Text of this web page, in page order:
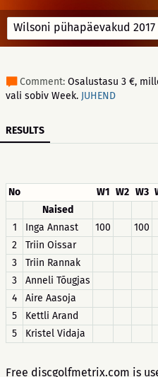
Wilsoni pühapäevakud 2017
Comment: Osalustasu 3 €,
vali sobiv Week. JUHEND
RESULTS
No W1 W2 W3
Naised
1
Inga Annast 100 100
2
Triin Oissar
3
Triin Rannak
3
Anneli Tõugjas
4
Aire Aasoja
5
Kettli Arand
5
Kristel Vidaja
Free discgolfmetrix.com is